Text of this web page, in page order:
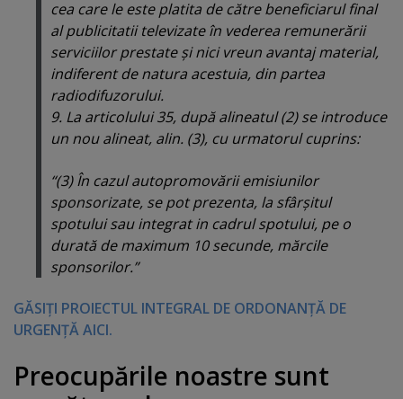
cea care le este platita de către beneficiarul final
al publicitatii televizate în vederea remunerării
serviciilor prestate şi nici vreun avantaj material,
indiferent de natura acestuia, din partea
radiodifuzorului.
9. La articolului 35, după alineatul (2) se introduce
un nou alineat, alin. (3), cu urmatorul cuprins:
“(3) În cazul autopromovării emisiunilor
sponsorizate, se pot prezenta, la sfârşitul
spotului sau integrat in cadrul spotului, pe o
durată de maximum 10 secunde, mărcile
sponsorilor.”
GĂSIŢI PROIECTUL INTEGRAL DE ORDONANŢĂ DE
URGENŢĂ AICI.
Preocupările noastre sunt